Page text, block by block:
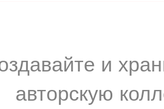
и
авторскую